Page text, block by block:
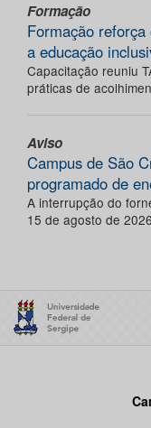
Formação
Formação
a educação
Capacitação reuniu
práticas de
Aviso
Campus de São
programado de
A interrupção do
15 de agosto de 2026